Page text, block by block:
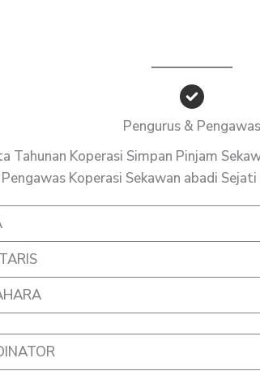
Pengurus & Pengawas
Tahunan Koperasi Simpan Pinjam
Koperasi Sekawan abadi